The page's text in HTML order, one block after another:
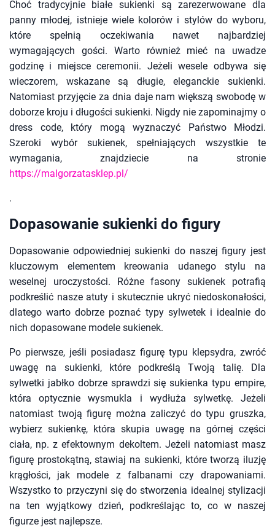
Choć tradycyjnie białe sukienki są zarezerwowane dla
panny młodej, istnieje wiele kolorów i stylów do wyboru,
które spełnią oczekiwania nawet najbardziej
wymagających gości. Warto również mieć na uwadze
godzinę i miejsce ceremonii. Jeżeli wesele odbywa się
wieczorem, wskazane są długie, eleganckie sukienki.
Natomiast przyjęcie za dnia daje nam większą swobodę w
doborze kroju i długości sukienki. Nigdy nie zapominajmy o
dress code, który mogą wyznaczyć Państwo Młodzi.
Szeroki wybór sukienek, spełniających wszystkie te
wymagania, znajdziecie na stronie
https://malgorzatasklep.pl/
.
Dopasowanie sukienki do figury
Dopasowanie odpowiedniej sukienki do naszej figury jest
kluczowym elementem kreowania udanego stylu na
weselnej uroczystości. Różne fasony sukienek potrafią
podkreślić nasze atuty i skutecznie ukryć niedoskonałości,
dlatego warto dobrze poznać typy sylwetek i idealnie do
nich dopasowane modele sukienek.
Po pierwsze, jeśli posiadasz figurę typu klepsydra, zwróć
uwagę na sukienki, które podkreślą Twoją talię. Dla
sylwetki jabłko dobrze sprawdzi się sukienka typu empire,
która optycznie wysmukla i wydłuża sylwetkę. Jeżeli
natomiast twoją figurę można zaliczyć do typu gruszka,
wybierz sukienkę, która skupia uwagę na górnej części
ciała, np. z efektownym dekoltem. Jeżeli natomiast masz
figurę prostokątną, stawiaj na sukienki, które tworzą iluzję
krągłości, jak modele z falbanami czy drapowaniami.
Wszystko to przyczyni się do stworzenia idealnej stylizacji
na ten wyjątkowy dzień, podkreślając to, co w naszej
figurze jest najlepsze.